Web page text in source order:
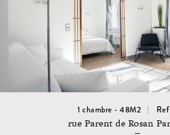
1 chambre - 48M2
rue Parent de Rosan